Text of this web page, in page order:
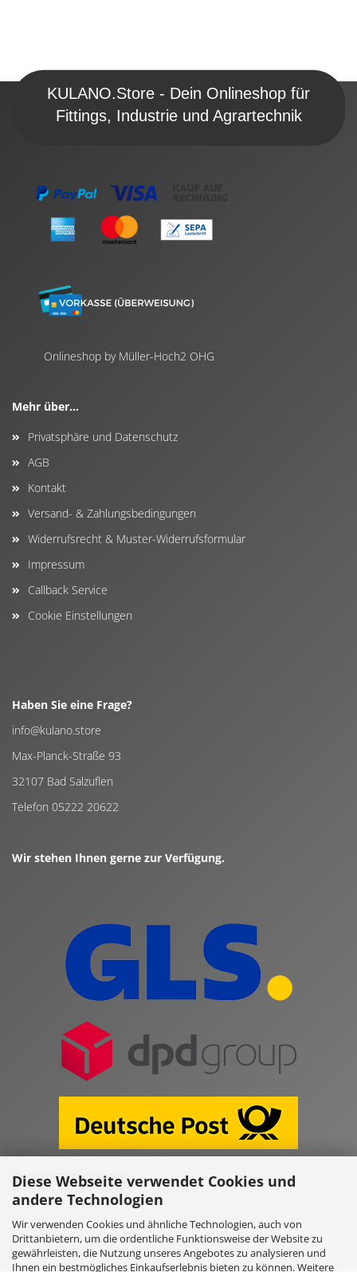
Diese Webseite verwendet Cookies und
andere Technologien
Wir verwenden Cookies und ähnliche Technologien, auch von
Drittanbietern, um die ordentliche Funktionsweise der Website zu
gewährleisten, die Nutzung unseres Angebotes zu analysieren und
Ihnen ein bestmögliches Einkaufserlebnis bieten zu können. Weitere
KULANO.Store - Dein Onlineshop für
Fittings, Industrie und Agrartechnik
Onlineshop by Müller-Hoch2 OHG
Mehr über...
Privatsphäre und Datenschutz
AGB
Kontakt
Versand- & Zahlungsbedingungen
Widerrufsrecht & Muster-Widerrufsformular
Impressum
Callback Service
Cookie Einstellungen
Haben Sie eine Frage?
info@kulano.store
Max-Planck-Straße 93
32107 Bad Salzuflen
Telefon 05222 20622
Wir stehen Ihnen gerne zur Verfügung.
Vertrag widerrufen
Online Shop erstellenmit Gambio.de © 2026